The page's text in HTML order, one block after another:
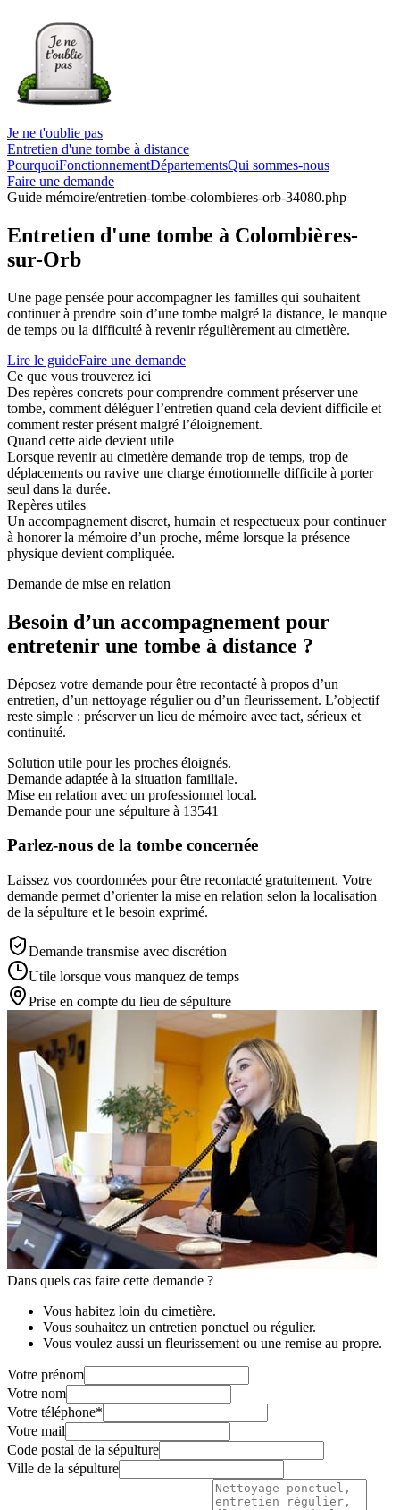
Je ne t'oublie pas
Entretien d'une tombe à distance
PourquoiFonctionnementDépartementsQui sommes-nous
Faire une demande
Guide mémoire/entretien-tombe-colombieres-orb-34080.php
Entretien d'une tombe à Colombières-
sur-Orb
Une page pensée pour accompagner les familles qui souhaitent
continuer à prendre soin d’une tombe malgré la distance, le manque
de temps ou la difficulté à revenir régulièrement au cimetière.
Lire le guideFaire une demande
Ce que vous trouverez ici
Des repères concrets pour comprendre comment préserver une
tombe, comment déléguer l’entretien quand cela devient difficile et
comment rester présent malgré l’éloignement.
Quand cette aide devient utile
Lorsque revenir au cimetière demande trop de temps, trop de
déplacements ou ravive une charge émotionnelle difficile à porter
seul dans la durée.
Repères utiles
Un accompagnement discret, humain et respectueux pour continuer
à honorer la mémoire d’un proche, même lorsque la présence
physique devient compliquée.
Demande de mise en relation
Besoin d’un accompagnement pour
entretenir une tombe à distance ?
Déposez votre demande pour être recontacté à propos d’un
entretien, d’un nettoyage régulier ou d’un fleurissement. L’objectif
reste simple : préserver un lieu de mémoire avec tact, sérieux et
continuité.
Solution utile pour les proches éloignés.
Demande adaptée à la situation familiale.
Mise en relation avec un professionnel local.
Demande pour une sépulture à 13541
Parlez-nous de la tombe concernée
Laissez vos coordonnées pour être recontacté gratuitement. Votre
demande permet d’orienter la mise en relation selon la localisation
de la sépulture et le besoin exprimé.
Demande transmise avec discrétion
Utile lorsque vous manquez de temps
Prise en compte du lieu de sépulture
Dans quels cas faire cette demande ?
Vous habitez loin du cimetière.
Vous souhaitez un entretien ponctuel ou régulier.
Vous voulez aussi un fleurissement ou une remise au propre.
Votre prénom
Votre nom
Votre téléphone*
Votre mail
Code postal de la sépulture
Ville de la sépulture